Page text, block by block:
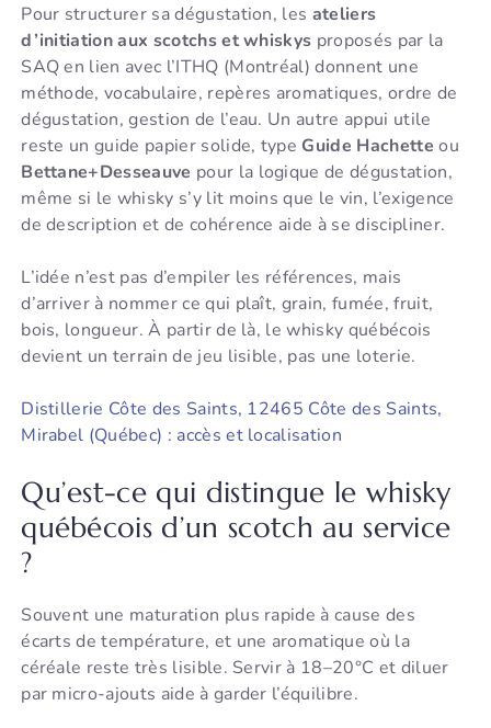
Pour structurer sa dégustation, les ateliers
d’initiation aux scotchs et whiskys proposés par la
SAQ en lien avec l’ITHQ (Montréal) donnent une
méthode, vocabulaire, repères aromatiques, ordre de
dégustation, gestion de l’eau. Un autre appui utile
reste un guide papier solide, type Guide Hachette ou
Bettane+Desseauve pour la logique de dégustation,
même si le whisky s’y lit moins que le vin, l’exigence
de description et de cohérence aide à se discipliner.
L’idée n’est pas d’empiler les références, mais
d’arriver à nommer ce qui plaît, grain, fumée, fruit,
bois, longueur. À partir de là, le whisky québécois
devient un terrain de jeu lisible, pas une loterie.
Distillerie Côte des Saints, 12465 Côte des Saints,
Mirabel (Québec) : accès et localisation
Qu’est-ce qui distingue le whisky
québécois d’un scotch au service
?
Souvent une maturation plus rapide à cause des
écarts de température, et une aromatique où la
céréale reste très lisible. Servir à 18–20°C et diluer
par micro-ajouts aide à garder l’équilibre.